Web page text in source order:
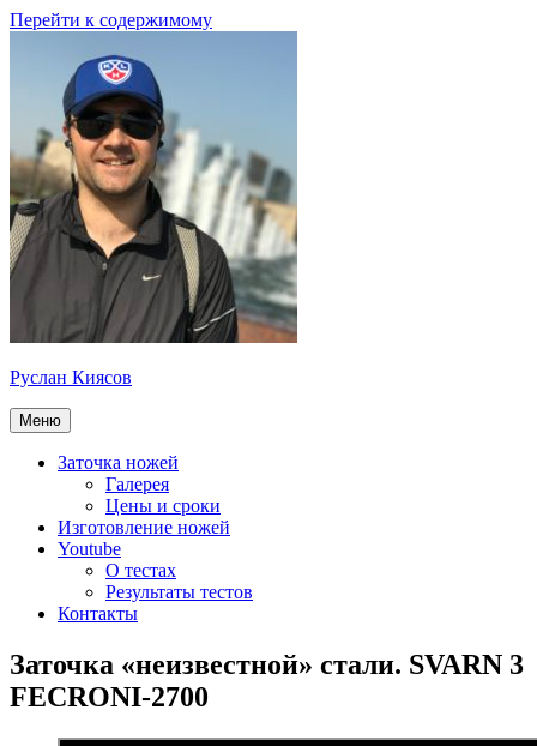
Перейти к содержимому
Руслан Киясов
Меню
Заточка ножей
Галерея
Цены и сроки
Изготовление ножей
Youtube
О тестах
Результаты тестов
Контакты
Заточка «неизвестной» стали. SVARN 3
FECRONI-2700